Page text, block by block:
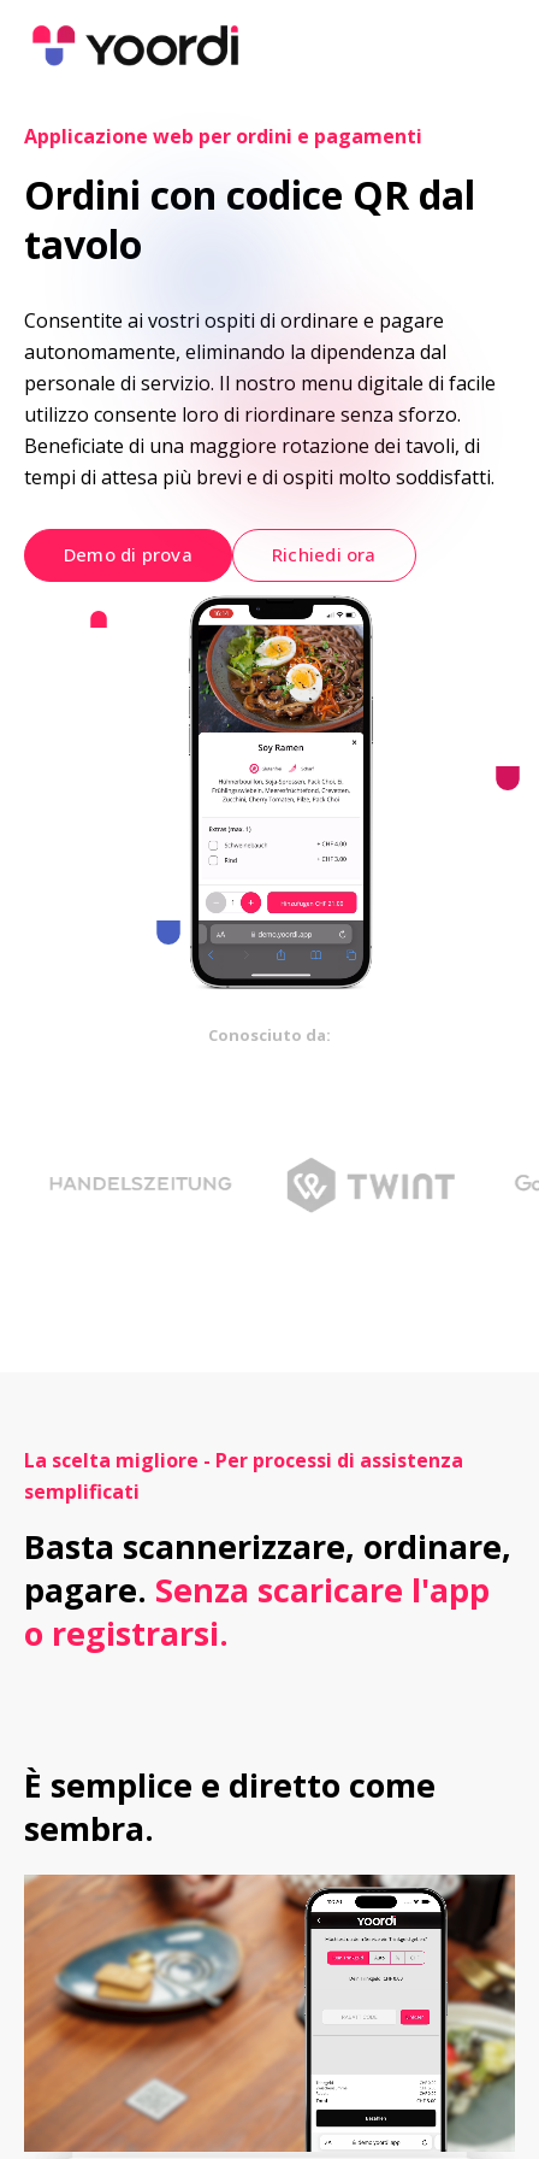
Applicazione web per ordini e pagamenti
Ordini con codice QR dal
tavolo
Consentite ai vostri ospiti di ordinare e pagare
autonomamente, eliminando la dipendenza dal
personale di servizio. Il nostro menu digitale di facile
utilizzo consente loro di riordinare senza sforzo.
Beneficiate di una maggiore rotazione dei tavoli, di
tempi di attesa più brevi e di ospiti molto soddisfatti.
Demo di prova Richiedi ora
Conosciuto da:
La scelta migliore - Per processi di assistenza
semplificati
Basta scannerizzare, ordinare,
pagare. Senza scaricare l'app
o registrarsi.
È semplice e diretto come
sembra.